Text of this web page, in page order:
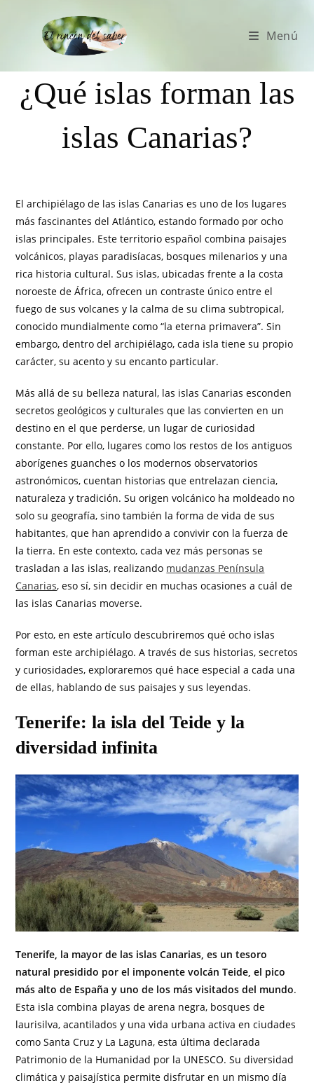
Menú
¿Qué islas forman las
islas Canarias?
El archipiélago de las islas Canarias es uno de los lugares
más fascinantes del Atlántico, estando formado por ocho
islas principales. Este territorio español combina paisajes
volcánicos, playas paradisíacas, bosques milenarios y una
rica historia cultural. Sus islas, ubicadas frente a la costa
noroeste de África, ofrecen un contraste único entre el
fuego de sus volcanes y la calma de su clima subtropical,
conocido mundialmente como “la eterna primavera”. Sin
embargo, dentro del archipiélago, cada isla tiene su propio
carácter, su acento y su encanto particular.
Más allá de su belleza natural, las islas Canarias esconden
secretos geológicos y culturales que las convierten en un
destino en el que perderse, un lugar de curiosidad
constante. Por ello, lugares como los restos de los antiguos
aborígenes guanches o los modernos observatorios
astronómicos, cuentan historias que entrelazan ciencia,
naturaleza y tradición. Su origen volcánico ha moldeado no
solo su geografía, sino también la forma de vida de sus
habitantes, que han aprendido a convivir con la fuerza de
la tierra. En este contexto, cada vez más personas se
trasladan a las islas, realizando mudanzas Península
Canarias, eso sí, sin decidir en muchas ocasiones a cuál de
las islas Canarias moverse.
Por esto, en este artículo descubriremos qué ocho islas
forman este archipiélago. A través de sus historias, secretos
y curiosidades, exploraremos qué hace especial a cada una
de ellas, hablando de sus paisajes y sus leyendas.
Tenerife: la isla del Teide y la
diversidad infinita
Tenerife, la mayor de las islas Canarias, es un tesoro
natural presidido por el imponente volcán Teide, el pico
más alto de España y uno de los más visitados del mundo.
Esta isla combina playas de arena negra, bosques de
laurisilva, acantilados y una vida urbana activa en ciudades
como Santa Cruz y La Laguna, esta última declarada
Patrimonio de la Humanidad por la UNESCO. Su diversidad
climática y paisajística permite disfrutar en un mismo día